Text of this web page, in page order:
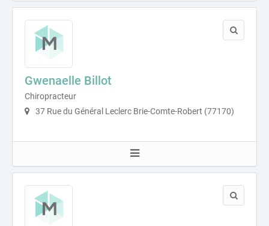
Gwenaelle Billot
Chiropracteur
37 Rue du Général Leclerc Brie-Comte-Robert (77170)